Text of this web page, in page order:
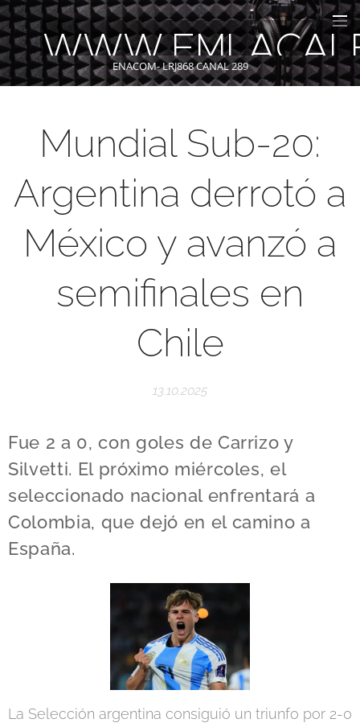
ENACOM- LRJ868 CANAL 289
Mundial Sub-20:
Argentina derrotó a
México y avanzó a
semifinales en
Chile
13.10.2025
Fue 2 a 0, con goles de Carrizo y
Silvetti. El próximo miércoles, el
seleccionado nacional enfrentará a
Colombia, que dejó en el camino a
España.
La Selección argentina consiguió un triunfo por 2-0